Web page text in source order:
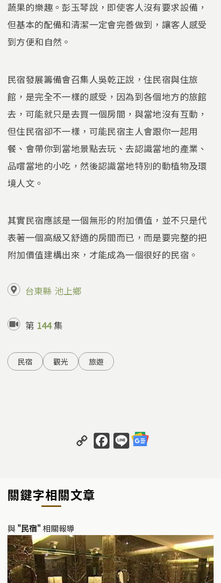
蔬果的樂趣。彭玉琴說，即使客人沒有要求設備，
但基本的配備和清潔一定會完善做到，讓客人感受
到方便和自然。
民宿發展籌備會召集人吳乾正說，住民宿與住旅
館，是完全不一樣的感受，因為到各個地方的旅館
去，可能就只是去買一個房間，與當地沒有互動，
但住民宿卻不一樣，可能民宿主人會跟你一起用
餐、會帶你到當地景點去玩、去認識當地的產業、
品嚐當地的小吃，然後認識當地特別的動植物及環
境人文。
其實民宿應該是一個無形的附加價值，並不只是代
表著一個高級又舒適的房間而已，而是要完整的把
附加價值建構出來，才能成為一個很好的民宿。
台東縣 池上鄉
第 144集
民宿 觀光 旅遊
C
o
y
Li
k
F
a
o
k
Li
n
關鍵字相關文章
與 "民宿" 相關報導